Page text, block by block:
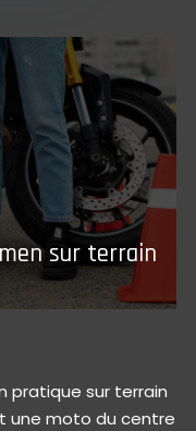
sur terrain
pratique sur terrain
une moto du centre